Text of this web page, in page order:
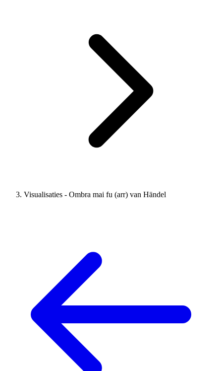
Visualisaties - Ombra mai fu (arr) van Händel